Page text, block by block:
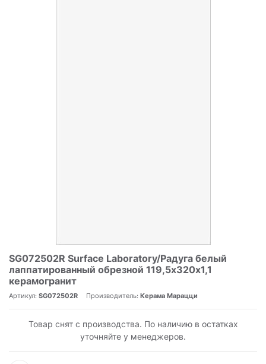
SG072502R Surface Laboratory/Радуга белый
лаппатированный обрезной 119,5x320х1,1
керамогранит
Артикул: SG072502R Производитель: Керама Марацци
Товар снят с производства. По наличию в остатках
уточняйте у менеджеров.